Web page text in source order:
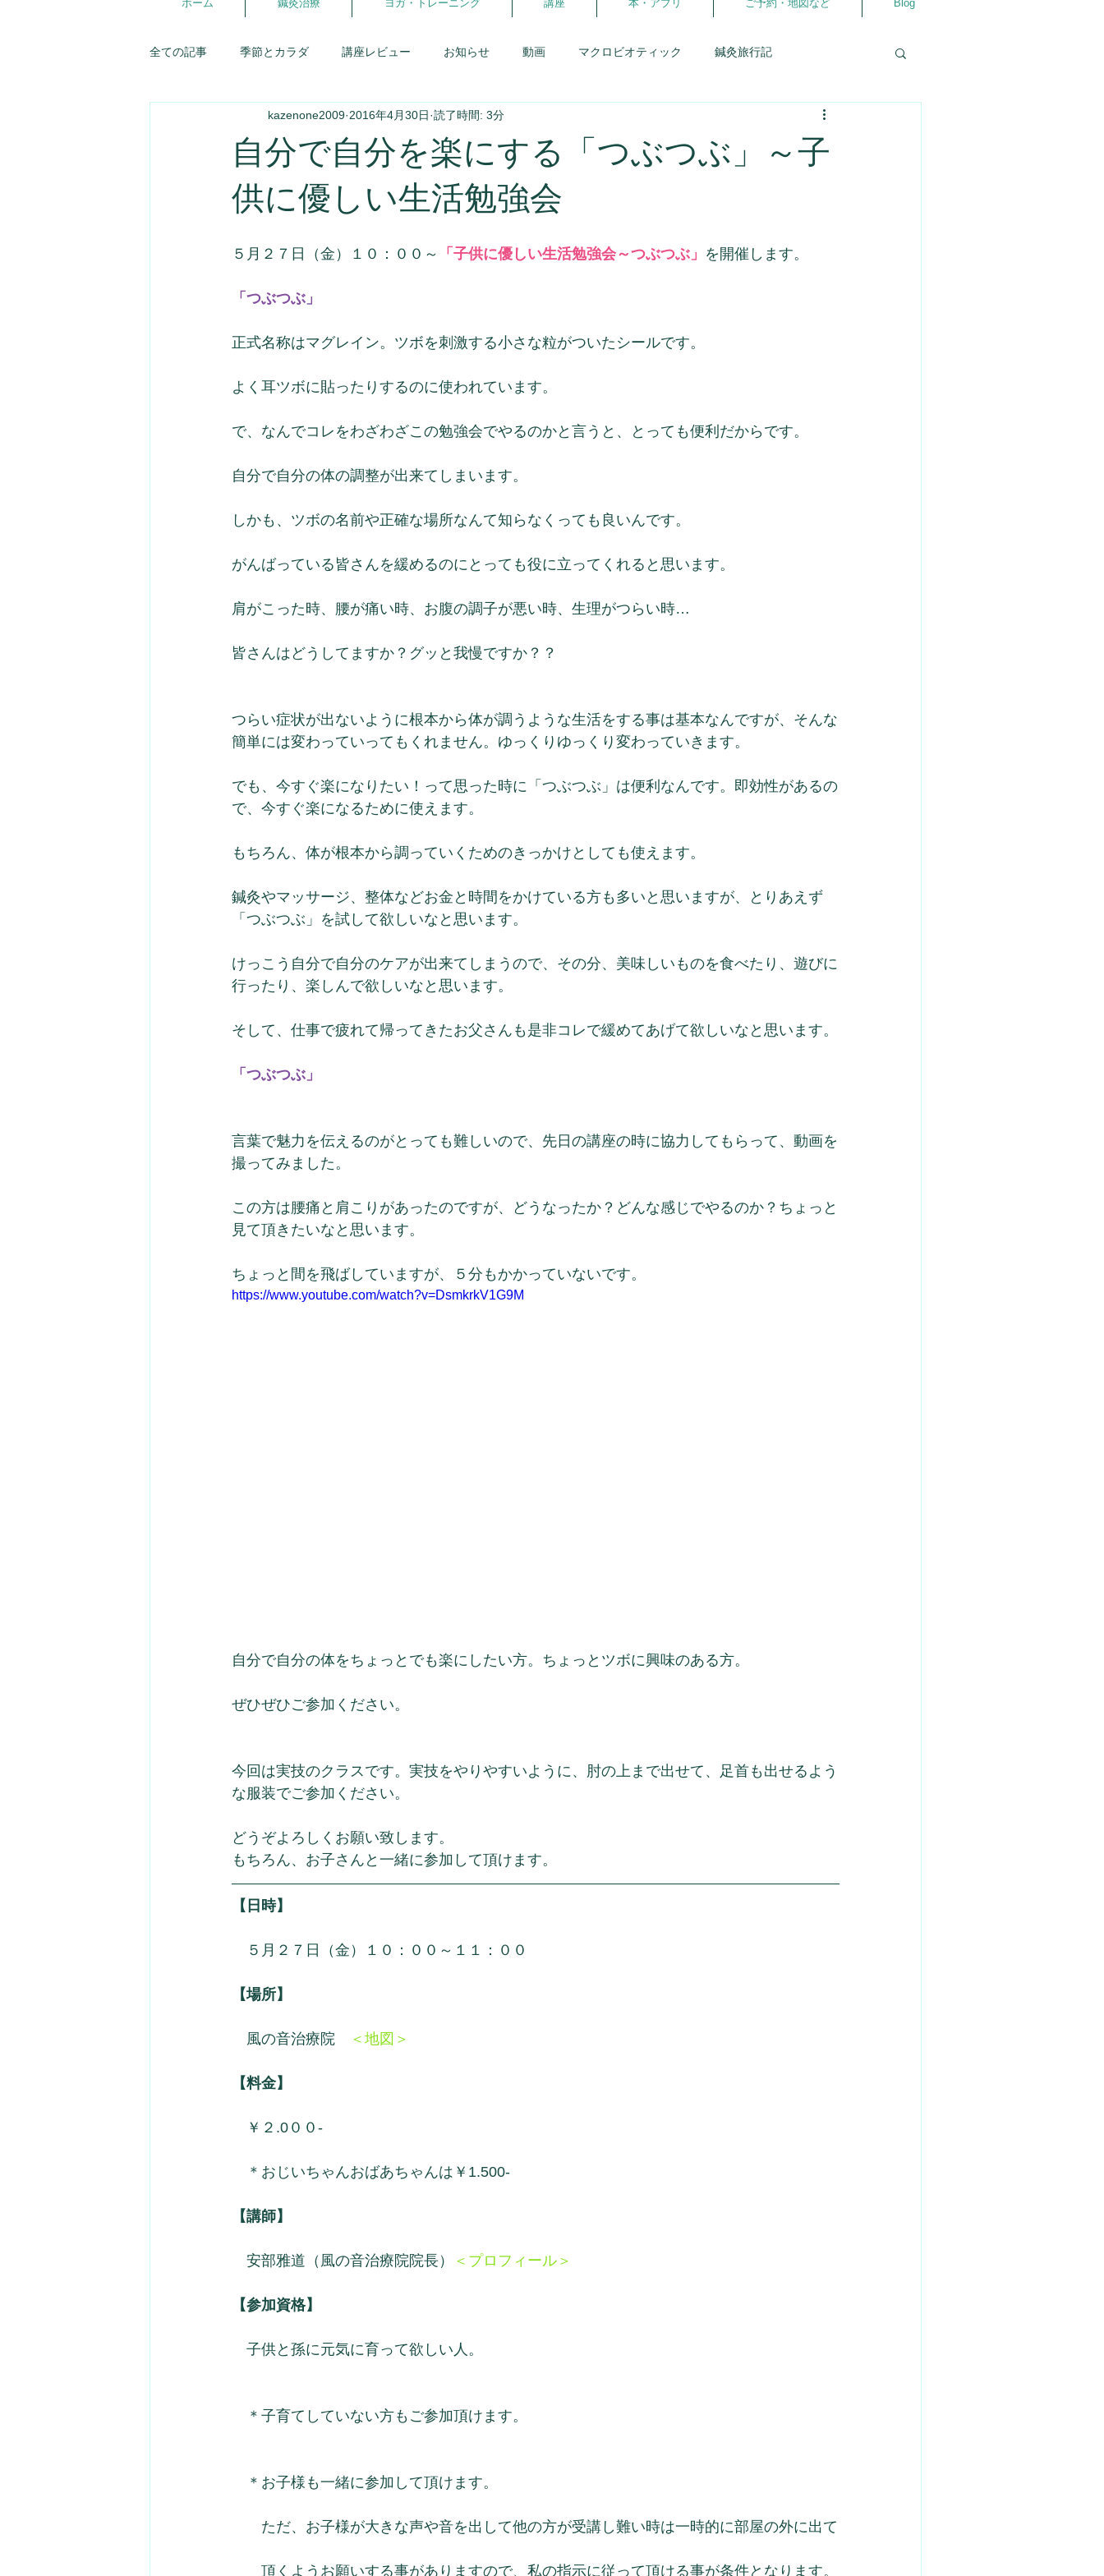
ホーム 鍼灸治療 ヨガ・トレーニング 講座 本・アプリ ご予約・地図など Blog
全ての記事 季節とカラダ 講座レビュー お知らせ 動画 マクロビオティック 鍼灸旅行記
講座スケジュール 東洋医学 患者さんとの会話
五行ライフ 婦人科 症例報告・卒業生 体を暖める事
優しいお店探訪 お灸 生理 がんばらないダイエット ヨガ・ピラティス ココカラダ よろず相談室
自分で自分を楽にする「つぶつぶ」～子
供に優しい生活勉強会
kazenone2009 2016年4月30日 読了時間: 3分
５月２７日（金）１０：００～ 「子供に優しい生活勉強会～つぶつぶ」 を開催します。
「つぶつぶ」
正式名称はマグレイン。ツボを刺激する小さな粒がついたシールです。
よく耳ツボに貼ったりするのに使われています。
で、なんでコレをわざわざこの勉強会でやるのかと言うと、とっても便利だからです。
自分で自分の体の調整が出来てしまいます。
しかも、ツボの名前や正確な場所なんて知らなくっても良いんです。
がんばっている皆さんを緩めるのにとっても役に立ってくれると思います。
肩がこった時、腰が痛い時、お腹の調子が悪い時、生理がつらい時…
皆さんはどうしてますか？グッと我慢ですか？？
つらい症状が出ないように根本から体が調うような生活をする事は基本なんですが、そんな
簡単には変わっていってもくれません。ゆっくりゆっくり変わっていきます。
でも、今すぐ楽になりたい！って思った時に「つぶつぶ」は便利なんです。即効性があるの
で、今すぐ楽になるために使えます。
もちろん、体が根本から調っていくためのきっかけとしても使えます。
鍼灸やマッサージ、整体などお金と時間をかけている方も多いと思いますが、とりあえず
「つぶつぶ」を試して欲しいなと思います。
けっこう自分で自分のケアが出来てしまうので、その分、美味しいものを食べたり、遊びに
行ったり、楽しんで欲しいなと思います。
そして、仕事で疲れて帰ってきたお父さんも是非コレで緩めてあげて欲しいなと思います。
「つぶつぶ」
言葉で魅力を伝えるのがとっても難しいので、先日の講座の時に協力してもらって、動画を
撮ってみました。
この方は腰痛と肩こりがあったのですが、どうなったか？どんな感じでやるのか？ちょっと
見て頂きたいなと思います。
ちょっと間を飛ばしていますが、５分もかかっていないです。
https://www.youtube.com/watch?v=DsmkrkV1G9M
自分で自分の体をちょっとでも楽にしたい方。ちょっとツボに興味のある方。
ぜひぜひご参加ください。
今回は実技のクラスです。実技をやりやすいように、肘の上まで出せて、足首も出せるよう
な服装でご参加ください。
どうぞよろしくお願い致します。
もちろん、お子さんと一緒に参加して頂けます。
【日時】
５月２７日（金）１０：００～１１：００
【場所】
風の音治療院 ＜地図＞
【料金】
￥２.0００-
＊おじいちゃんおばあちゃんは￥1.500-
【講師】
安部雅道（風の音治療院院長） ＜プロフィール＞
【参加資格】
子供と孫に元気に育って欲しい人。
＊子育てしていない方もご参加頂けます。
＊お子様も一緒に参加して頂けます。
ただ、お子様が大きな声や音を出して他の方が受講し難い時は一時的に部屋の外に出て
頂くようお願いする事がありますので、私の指示に従って頂ける事が条件となります。